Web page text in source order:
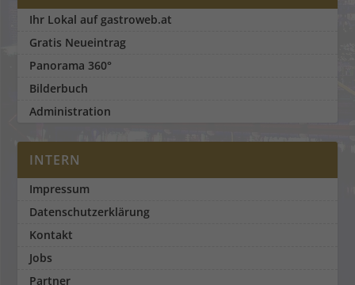
Ihr Lokal auf gastroweb.at
Gratis Neueintrag
Panorama 360°
Bilderbuch
Administration
INTERN
Impressum
Datenschutzerklärung
Kontakt
Jobs
Partner